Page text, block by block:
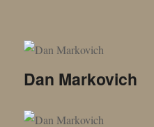
Dan Markovich